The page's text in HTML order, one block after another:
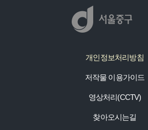
개인정보처리방침
저작물 이용가이드
영상처리(CCTV)
찾아오시는길